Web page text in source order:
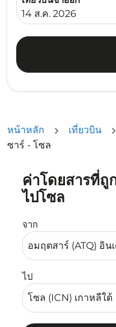
fc-booking-
14 ส.ค. 2026
หน้าหลัก เที่ยวบิน
ซาร์ - โซล
ค่าโดยสารที่ถู
ไปโซล
จาก
ไป
ลองอัปเดตเส้นทางข